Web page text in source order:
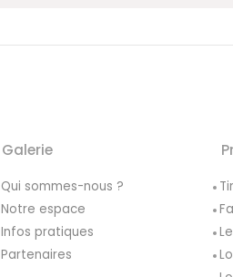
Galerie
Qui sommes-nous ?
Notre espace
Infos pratiques
Partenaires